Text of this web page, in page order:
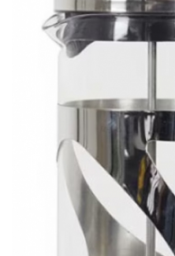
Produse grecesti
Jocuri si Jucarii
Casa si Gradina
Accesorii si dispozitive
Produse bucatarie
Produse Wellness
Produse pentru animale